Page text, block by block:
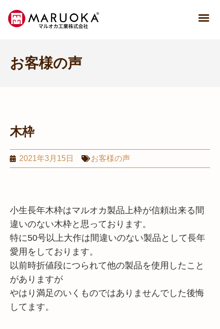
お客様の声
木枠
2021年3月15日 お客様の声
小生長年木枠はマルオカ製品上枠が信頼出来る間
違いのない木枠と思っております。
特に50号以上大作は間違いのない製品として長年
愛用をしております。
以前時折値段につられて他の製品を使用したこと
がありますが
やはり満足のいくものではありませんでした後悔
してます。